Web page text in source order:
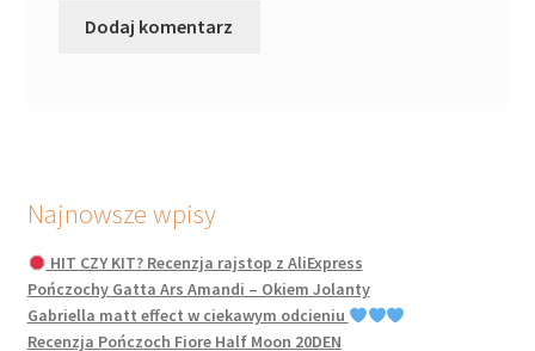
Najnowsze wpisy
HIT CZY KIT? Recenzja rajstop z AliExpress
Pończochy Gatta Ars Amandi – Okiem Jolanty
Gabriella matt effect w ciekawym odcieniu
Recenzja Pończoch Fiore Half Moon 20DEN